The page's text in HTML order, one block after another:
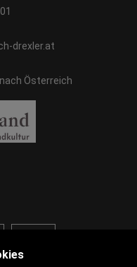
drexler.at
Österreich